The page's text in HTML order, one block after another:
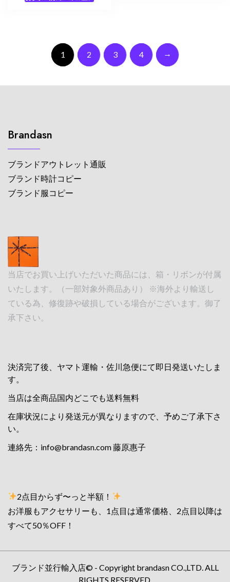
1 2 3 4 →
Brandasn
ブランドアウトレット通販
ブランド時計コピー
ブランド服コピー
当店でお買い上げいただいた商品には、箱・リボンが付属
いたします。（一部対象外商品あり） ※海外より輸送し
ている為、修復跡や破損している場合がございます。御了
承下さい。
決済完了後、ヤマト運輸・佐川急便にて即日発送いたしま
す。
当店は全商品国内どこでも送料無料
在庫状況により発送元が異なりますので、予めご了承下さ
い。
連絡先： info@brandasn.com藤原惠子
2点目からず〜っと半額！
お洋服もアクセサリーも、1点目は通常価格、2点目以降は
すべて50％OFF！
ブランド並行輸入店© - Copyright brandasn CO.,LTD. ALL
RIGHTS RESERVED.